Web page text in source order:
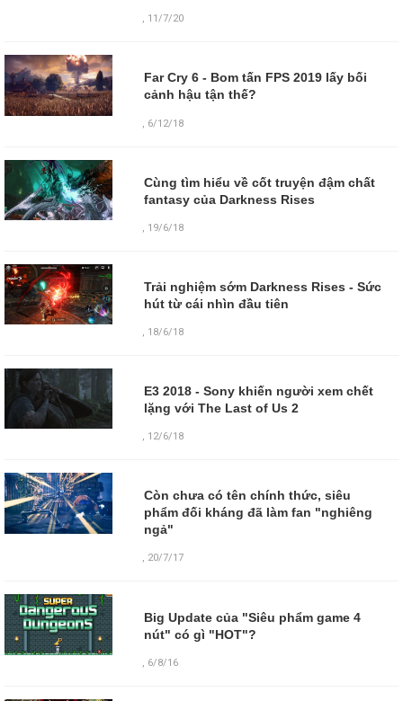
, 11/7/20
Far Cry 6 - Bom tấn FPS 2019 lấy bối
cảnh hậu tận thế?
6/12/18
Cùng tìm hiểu về cốt truyện đậm chất
fantasy của Darkness Rises
, 19/6/18
Trải nghiệm sớm Darkness Rises - Sức
hút từ cái nhìn đầu tiên
, 18/6/18
E3 2018 - Sony khiến người xem chết
lặng với The Last of Us 2
, 12/6/18
Còn chưa có tên chính thức, siêu
phẩm đối kháng đã làm fan "nghiêng
ngả"
, 20/7/17
Big Update của "Siêu phẩm game 4
nút" có gì "HOT"?
, 6/8/16